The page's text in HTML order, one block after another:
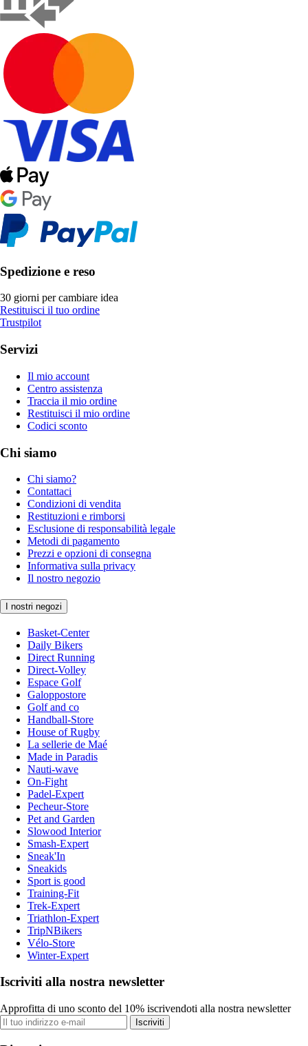
Spedizione e reso
30 giorni per cambiare idea
Restituisci il tuo ordine
Trustpilot
Servizi
Il mio account
Centro assistenza
Traccia il mio ordine
Restituisci il mio ordine
Codici sconto
Chi siamo
Chi siamo?
Contattaci
Condizioni di vendita
Restituzioni e rimborsi
Esclusione di responsabilità legale
Metodi di pagamento
Prezzi e opzioni di consegna
Informativa sulla privacy
Il nostro negozio
I nostri negozi
Basket-Center
Daily Bikers
Direct Running
Direct-Volley
Espace Golf
Galoppostore
Golf and co
Handball-Store
House of Rugby
La sellerie de Maé
Made in Paradis
Nauti-wave
On-Fight
Padel-Expert
Pecheur-Store
Pet and Garden
Slowood Interior
Smash-Expert
Sneak'In
Sneakids
Sport is good
Training-Fit
Trek-Expert
Triathlon-Expert
TripNBikers
Vélo-Store
Winter-Expert
Iscriviti alla nostra newsletter
Approfitta di uno sconto del 10% iscrivendoti alla nostra newsletter
Iscriviti